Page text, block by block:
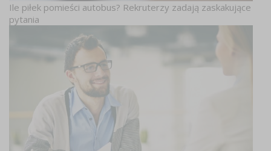
Ile piłek pomieści autobus? Rekruterzy zadają zaskakujące
pytania